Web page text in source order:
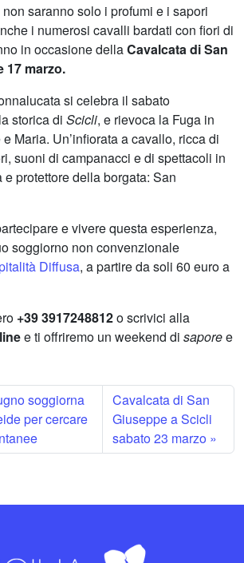
saranno solo i profumi e i sapori
i numerosi cavalli bardati con fiori di
in occasione dellaCavalcata di San
17 marzo.
si celebra il sabato
storica di Scicli, e rievoca la Fuga in
Maria. Un’infiorata a cavallo, ricca di
suoni di campanacci e di spettacoli in
protettore della borgata: San
e vivere questa esperienza,
soggiorno non convenzionale
Diffusa, a partire da soli 60 euro a
+39 3917248812o scrivici alla
e ti offriremo un weekend di saporee
soggiorna
per cercare
Cavalcata di San
Giuseppe a Scicli
sabato 23 marzo